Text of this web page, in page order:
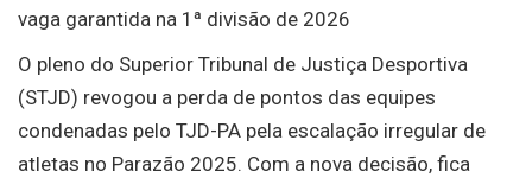
vaga garantida na 1ª divisão de 2026
O pleno do Superior Tribunal de Justiça Desportiva
(STJD) revogou a perda de pontos das equipes
condenadas pelo TJD-PA pela escalação irregular de
atletas no Parazão 2025. Com a nova decisão, fica